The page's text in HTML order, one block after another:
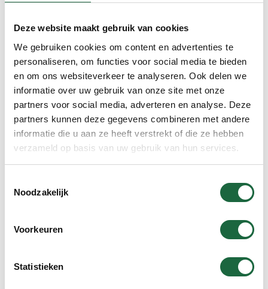
Deze website maakt gebruik van cookies
We gebruiken cookies om content en advertenties te
personaliseren, om functies voor social media te bieden
en om ons websiteverkeer te analyseren. Ook delen we
informatie over uw gebruik van onze site met onze
partners voor social media, adverteren en analyse. Deze
partners kunnen deze gegevens combineren met andere
informatie die u aan ze heeft verstrekt of die ze hebben
verzameld op basis van uw gebruik van hun services.
Noodzakelijk
Voorkeuren
Statistieken
geneesmiddelen die invloed hebben op de spijsvertering
kan individuele gevoeligheid verschillen.
→ Lever-gemetaboliseerde medicatieBij gebruik van
medicatie die via de lever wordt afgebroken kan overleg
met een zorgprofessional aangewezen zijn.
Raadpleeg bij gebruik van medicatie, zwangerschap,
een modern jasje
Triphala is meer dan een supplement. Het is een goede
leefwijze, een moment voor uzelf, een dagelijkse